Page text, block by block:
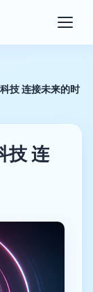
技 连接未来的时
技 连